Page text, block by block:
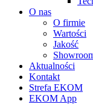
O nas
O firmie
Wartości
Jakość
Aktualności
Kontakt
Strefa EKOM
EKOM App